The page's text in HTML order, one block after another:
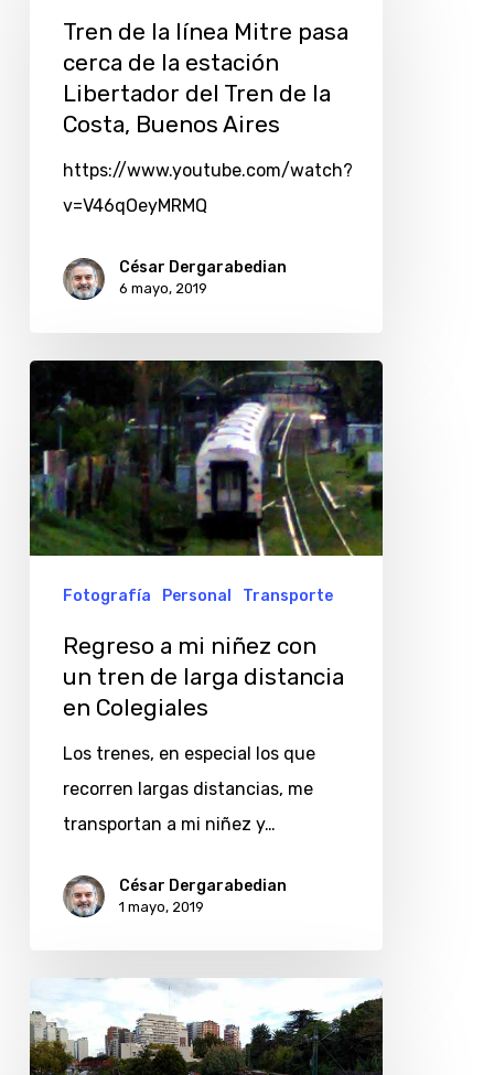
Tren de la línea Mitre pasa
cerca de la estación
Libertador del Tren de la
Costa, Buenos Aires
https://www.youtube.com/watch?
v=V46qOeyMRMQ
César Dergarabedian
6 mayo, 2019
a
mi
niñez
con
un
larga
distancia
Colegiales
Fotografía Personal Transporte
Regreso a mi niñez con
un tren de larga distancia
en Colegiales
Los trenes, en especial los que
recorren largas distancias, me
transportan a mi niñez y…
César Dergarabedian
1 mayo, 2019
cruce
de